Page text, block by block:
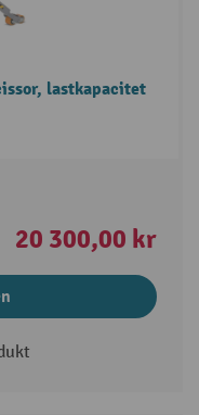
lastkapacitet
20 300,00 kr